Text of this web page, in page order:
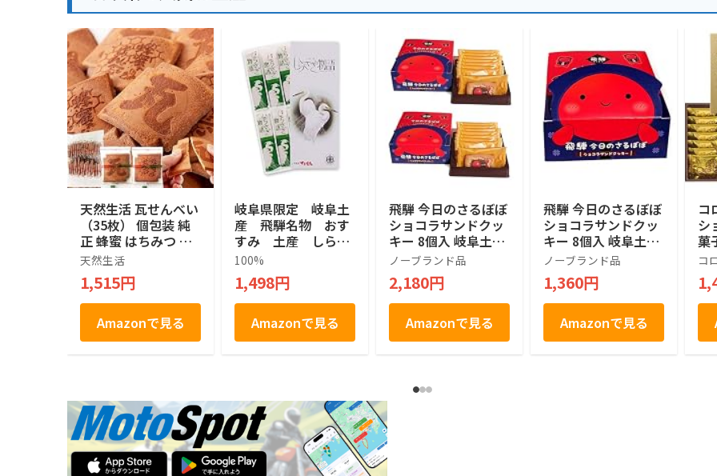
天然生活 瓦せんべい
（35枚） 個包装 純
正 蜂蜜 はちみつ 煎
餅 おやつ おつまみ
八百津町 お徳用 お
土産 おみやげ
天然生活
1,515円
Amazonで見る
岐阜県限定 岐阜土
産 飛騨名物 おす
すみ 土産 しらさ
ぎ物語 銘菓 SHIR
ASAGI STORY 焼菓
子 11枚入り…
100%
1,498円
Amazonで見る
飛騨 今日のさるぼぼ
ショコラサンドクッ
キー 8個入 岐阜土産
さるぼぼ (2箱)
ノーブランド品
2,180円
Amazonで見る
飛騨 今日のさるぼぼ
ショコラサンドクッ
キー 8個入 岐阜土産
さるぼぼ (1箱)
ノーブランド品
1,360円
Amazonで見る
コ
シ
菓
包
イ
ド
コ